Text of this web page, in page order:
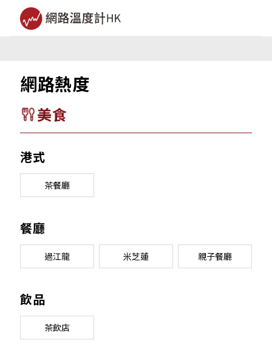
網路熱度
美食
港式
茶餐廳
餐廳
過江龍 米芝蓮 親子餐廳
飲品
茶飲店